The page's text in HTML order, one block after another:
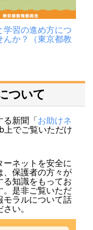
習の進め方につ
んか？（東京都教
ついて
る新聞「お助けネ
上でご覧いただけ
ネットを安全に
、保護者の方々が
知識をもってお
。是非ご覧いただ
モラルについて話
い。